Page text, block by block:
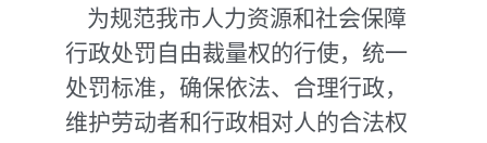
为规范我市人力资源和社会保障
行政处罚自由裁量权的行使，统一
处罚标准，确保依法、合理行政，
维护劳动者和行政相对人的合法权